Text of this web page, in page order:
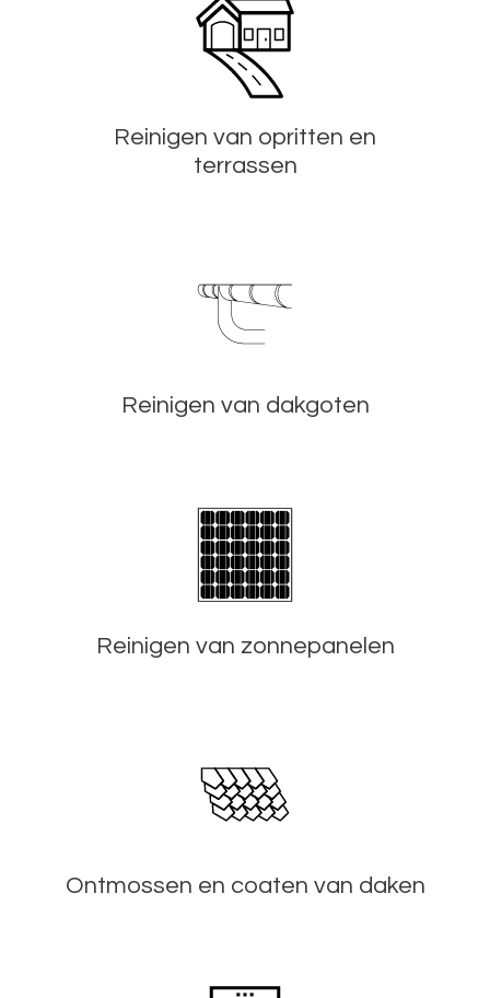
Reinigen van opritten en
terrassen
Reinigen van dakgoten
Reinigen van zonnepanelen
Ontmossen en coaten van daken